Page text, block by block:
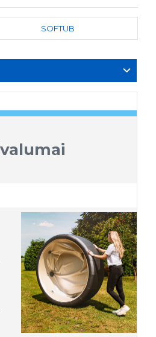
SOFTUB